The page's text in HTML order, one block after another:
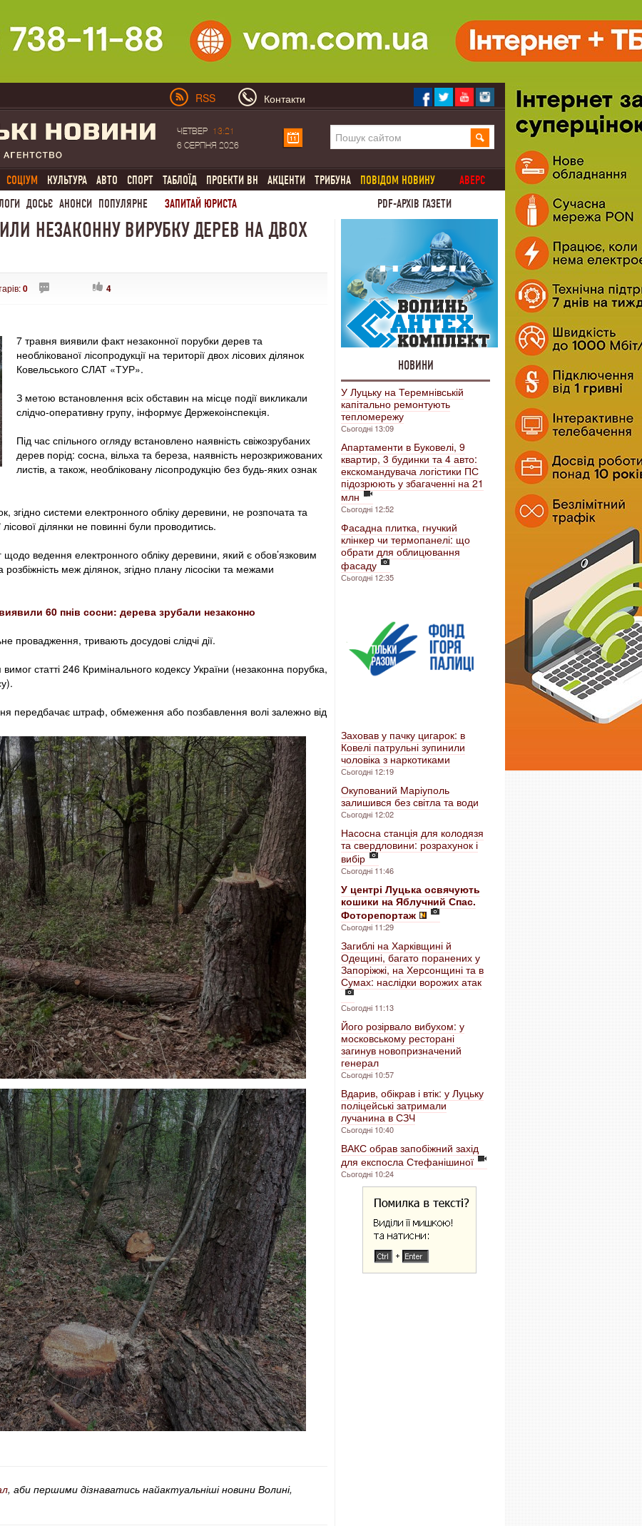
RSS Контакти
ЧЕТВЕР
13:21
6 СЕРПНЯ 2026
СОЦІУМ КУЛЬТУРА АВТО СПОРТ ТАБЛОЇД ПРОЕКТИ ВН АКЦЕНТИ ТРИБУНА ПОВІДОМ НОВИНУ
АВЕРС
ДОСЬЄ АНОНСИ ПОПУЛЯРНЕ ЗАПИТАЙ ЮРИСТА PDF-АРХІВ ГАЗЕТИ
НЕЗАКОННУ ВИРУБКУ ДЕРЕВ НА ДВОХ
0 4
7 травня виявили факт незаконної порубки дерев та
необлікованої лісопродукції на території двох лісових ділянок
Ковельського СЛАТ «ТУР».
З метою встановлення всіх обставин на місце події викликали
слідчо-оперативну групу, інформує Держекоінспекція.
Під час спільного огляду встановлено наявність свіжозрубаних
дерев порід: сосна, вільха та береза, наявність нерозкрижованих
листів, а також, необліковану лісопродукцію без будь-яких ознак
згідно системи електронного обліку деревини, не розпочата та
лісової ділянки не повинні були проводитись.
ведення електронного обліку деревини, який є обов’язковим
розбіжність меж ділянок, згідно плану лісосіки та межами
60 пнів сосни: дерева зрубали незаконно
провадження, тривають досудові слідчі дії.
вимог статті 246 Кримінального кодексу України (незаконна порубка,
передбачає штраф, обмеження або позбавлення волі залежно від
, аби першими дізнаватись найактуальніші новини Волині,
НОВИНИ
У Луцьку на Теремнівській
капітально ремонтують
тепломережу
Сьогодні 13:09
Апартаменти в Буковелі, 9
квартир, 3 будинки та 4 авто:
екскомандувача логістики ПС
підозрюють у збагаченні на 21
млн
Сьогодні 12:52
Фасадна плитка, гнучкий
клінкер чи термопанелі: що
обрати для облицювання
фасаду
Сьогодні 12:35
Заховав у пачку цигарок: в
Ковелі патрульні зупинили
чоловіка з наркотиками
Сьогодні 12:19
Окупований Маріуполь
залишився без світла та води
Сьогодні 12:02
Насосна станція для колодязя
та свердловини: розрахунок і
вибір
Сьогодні 11:46
У центрі Луцька освячують
кошики на Яблучний Спас.
Фоторепортаж
Сьогодні 11:29
Загиблі на Харківщині й
Одещині, багато поранених у
Запоріжжі, на Херсонщині та в
Сумах: наслідки ворожих атак
Сьогодні 11:13
Його розірвало вибухом: у
московському ресторані
загинув новопризначений
генерал
Сьогодні 10:57
Вдарив, обікрав і втік: у Луцьку
поліцейські затримали
лучанина в СЗЧ
Сьогодні 10:40
ВАКС обрав запобіжний захід
для експосла Стефанішиної
Сьогодні 10:24